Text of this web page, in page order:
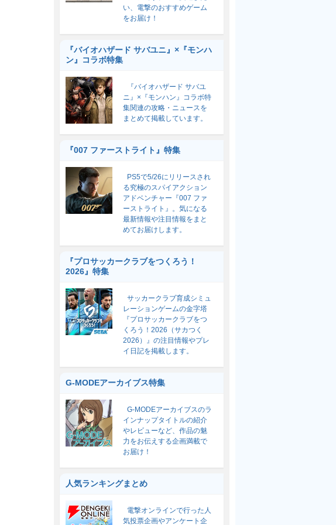
い、電撃のおすすめゲーム
をお届け！
『バイオハザード サバユニ』×『モンハ
ン』コラボ特集
『バイオハザード サバユ
ニ』×『モンハン』コラボ特
集関連の攻略・ニュースを
まとめて掲載しています。
『007 ファーストライト』特集
PS5で5/26にリリースされ
る究極のスパイアクション
アドベンチャー『007 ファ
ーストライト』。気になる
最新情報や注目情報をまと
めてお届けします。
『プロサッカークラブをつくろう！
2026』特集
サッカークラブ育成シミュ
レーションゲームの金字塔
『プロサッカークラブをつ
くろう！2026（サカつく
2026）』の注目情報やプレ
イ日記を掲載します。
G-MODEアーカイブス特集
G-MODEアーカイブスのラ
インナップタイトルの紹介
やレビューなど、作品の魅
力をお伝えする企画満載で
お届け！
人気ランキングまとめ
電撃オンラインで行った人
気投票企画やアンケート企